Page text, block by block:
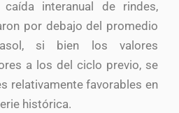
interanual de rindes,
por debajo del promedio
si bien los valores
a los del ciclo previo, se
relativamente favorables en
histórica.